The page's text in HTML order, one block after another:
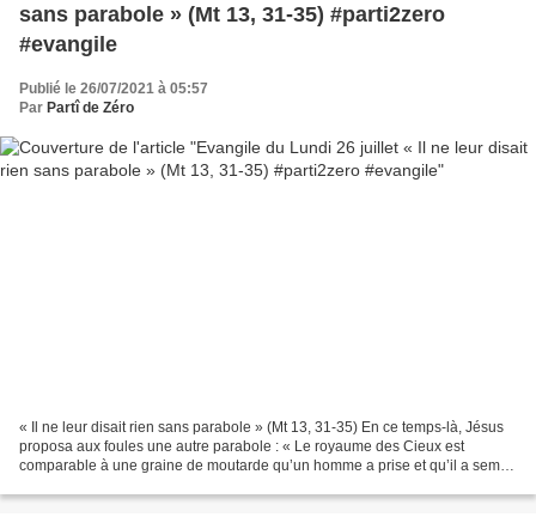
sans parabole » (Mt 13, 31-35) #parti2zero
#evangile
Publié le 26/07/2021 à 05:57
Par Partî de Zéro
« Il ne leur disait rien sans parabole » (Mt 13, 31-35) En ce temps-là, Jésus
proposa aux foules une autre parabole : « Le royaume des Cieux est
comparable à une graine de moutarde qu’un homme a prise et qu’il a semée